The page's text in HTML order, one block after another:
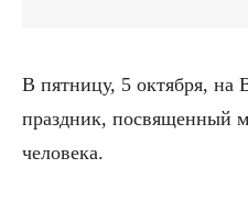
В пятницу, 5 октября,
праздник, посвященный
человека.